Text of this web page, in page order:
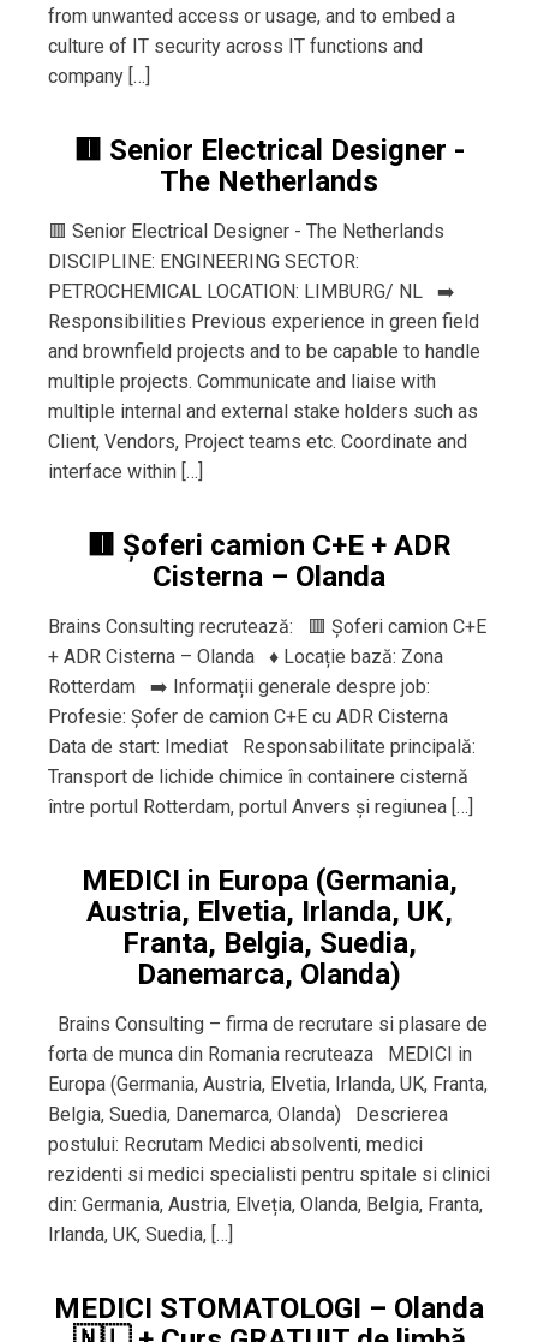
from unwanted access or usage, and to embed a
culture of IT security across IT functions and
company […]
🟥 Senior Electrical Designer -
The Netherlands
🟥 Senior Electrical Designer - The Netherlands
DISCIPLINE: ENGINEERING SECTOR:
PETROCHEMICAL LOCATION: LIMBURG/ NL ➡️
Responsibilities Previous experience in green field
and brownfield projects and to be capable to handle
multiple projects. Communicate and liaise with
multiple internal and external stake holders such as
Client, Vendors, Project teams etc. Coordinate and
interface within […]
🟥 Șoferi camion C+E + ADR
Cisterna – Olanda
Brains Consulting recrutează: 🟥 Șoferi camion C+E
+ ADR Cisterna – Olanda ♦️ Locație bază: Zona
Rotterdam ➡️ Informații generale despre job:
Profesie: Șofer de camion C+E cu ADR Cisterna
Data de start: Imediat Responsabilitate principală:
Transport de lichide chimice în containere cisternă
între portul Rotterdam, portul Anvers și regiunea […]
MEDICI in Europa (Germania,
Austria, Elvetia, Irlanda, UK,
Franta, Belgia, Suedia,
Danemarca, Olanda)
Brains Consulting – firma de recrutare si plasare de
forta de munca din Romania recruteaza MEDICI in
Europa (Germania, Austria, Elvetia, Irlanda, UK, Franta,
Belgia, Suedia, Danemarca, Olanda) Descrierea
postului: Recrutam Medici absolventi, medici
rezidenti si medici specialisti pentru spitale si clinici
din: Germania, Austria, Elveția, Olanda, Belgia, Franta,
Irlanda, UK, Suedia, […]
MEDICI STOMATOLOGI – Olanda